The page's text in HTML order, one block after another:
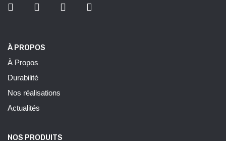
À PROPOS
À Propos
Durabilité
Nos réalisations
Actualités
NOS PRODUITS